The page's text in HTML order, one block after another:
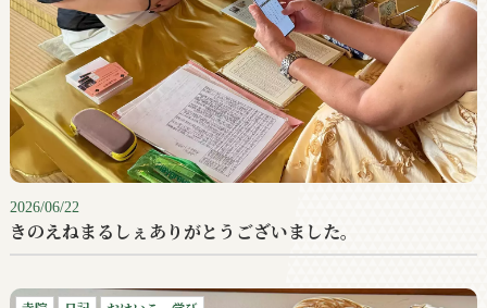
2026/06/22
きのえねまるしぇありがとうございました。